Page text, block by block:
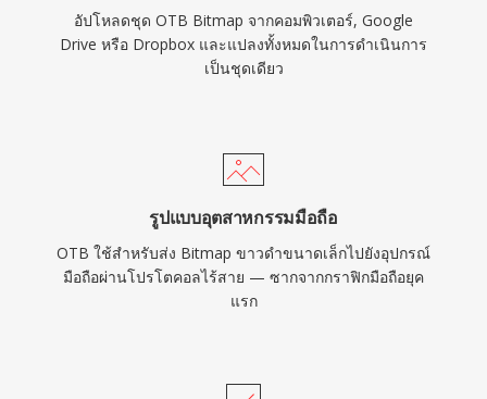
อัปโหลดชุด OTB Bitmap จากคอมพิวเตอร์, Google
Drive หรือ Dropbox และแปลงทั้งหมดในการดำเนินการ
เป็นชุดเดียว
รูปแบบอุตสาหกรรมมือถือ
OTB ใช้สำหรับส่ง Bitmap ขาวดำขนาดเล็กไปยังอุปกรณ์
มือถือผ่านโปรโตคอลไร้สาย — ซากจากกราฟิกมือถือยุค
แรก